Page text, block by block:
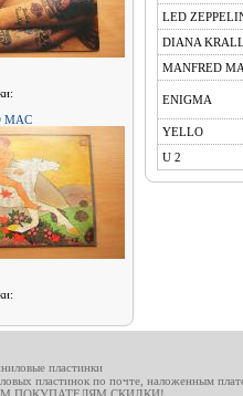
MAC
LED
DIANA KRALL
MANFRED
ENIGMA
YELLO
U 2
пластинки
пластинок по почте, наложенным